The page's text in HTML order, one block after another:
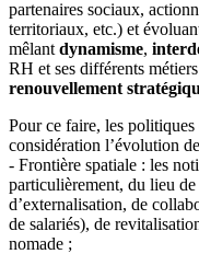
partenaires sociaux,
territoriaux, etc.) et
mêlant dynamisme,
RH et ses différents
renouvellement
Pour ce faire, les
considération l’évolution
- Frontière spatiale : les
particulièrement, du lieu
d’externalisation, de
de salariés), de
nomade ;